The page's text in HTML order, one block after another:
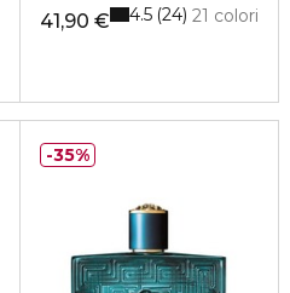
41,90 € 21 colori
4.5 24
35%